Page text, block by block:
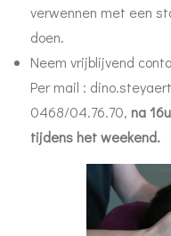
verwennen met een
doen.
Neem vrijblijvend
Per mail :
0468/04.76.70, na
tijdens het weekend.